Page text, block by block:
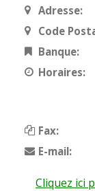
Adresse:
Code
Banque:
Horaires:
Fax:
E-mail:
Cliquez ici